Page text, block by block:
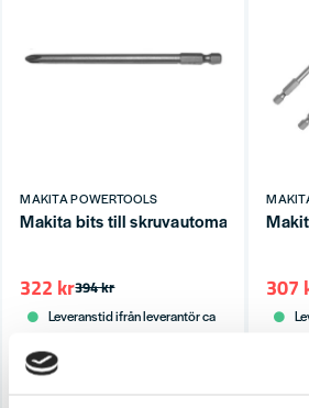
Skicka fråga
MAKITA POWERTOOLS
Makita bits till skruvautomat 6833
394 kr
322 kr
Leveranstid ifrån leverantör ca
307